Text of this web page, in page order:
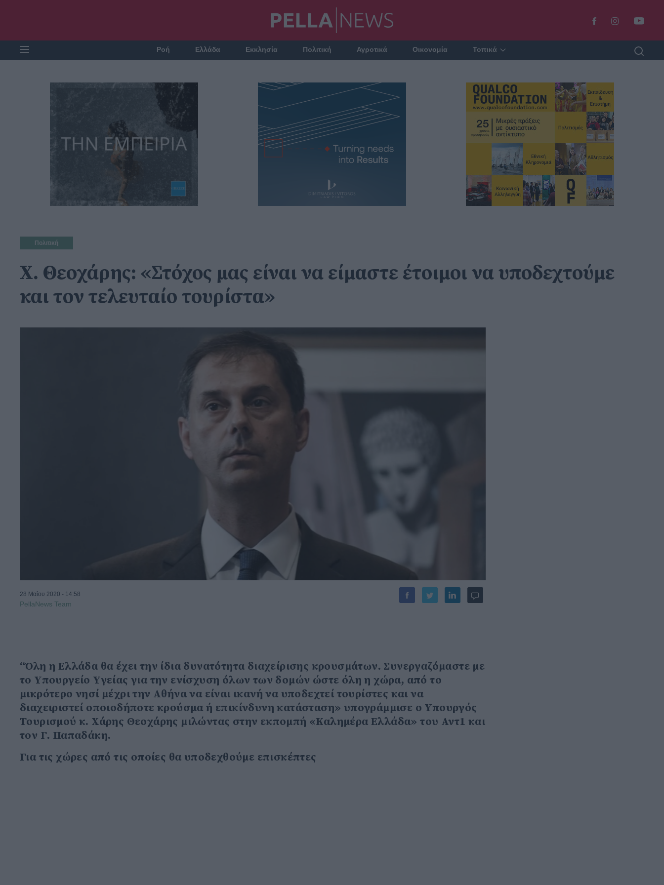
Ροή Ελλάδα Εκκλησία Πολιτική Αγροτικά Οικονομία Τοπικά
Πολιτική
Χ. Θεοχάρης: «Στόχος μας είναι να είμαστε έτοιμοι να υποδεχτούμε
και τον τελευταίο τουρίστα»
28 Μαΐου 2020 - 14:58
PellaNews Team
“Όλη η Ελλάδα θα έχει την ίδια δυνατότητα διαχείρισης κρουσμάτων. Συνεργαζόμαστε με
το Υπουργείο Υγείας για την ενίσχυση όλων των δομών ώστε όλη η χώρα, από το
μικρότερο νησί μέχρι την Αθήνα να είναι ικανή να υποδεχτεί τουρίστες και να
διαχειριστεί οποιοδήποτε κρούσμα ή επικίνδυνη κατάσταση» υπογράμμισε ο Υπουργός
Τουρισμού κ. Χάρης Θεοχάρης μιλώντας στην εκπομπή «Καλημέρα Ελλάδα» του Αντ1 και
τον Γ. Παπαδάκη.
Για τις χώρες από τις οποίες θα υποδεχθούμε επισκέπτες